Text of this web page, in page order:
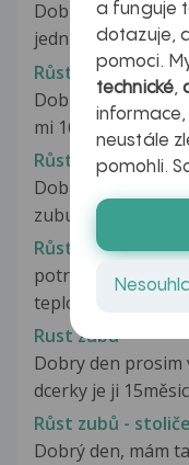
Dobry den,
jednicky. Nema je
Růst zubu
Dobrý den, chtěla
mi 16 let a mám
Růst zubů
Dobrý den, od
zubu moudrosti
Růst zubů
potrebovala bych
teplotu
Rust zubu
Dobry den prosim
dcerky je ji
Růst zubů -
Dobrý den, mám
a funguje
dotazuje,
pomoci.
technické,
informace,
neustále
pomohli.